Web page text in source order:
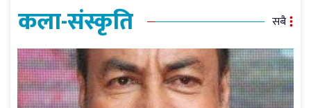
कला-संस्कृति सबै